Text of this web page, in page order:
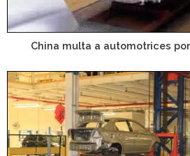
China multa a automotrices